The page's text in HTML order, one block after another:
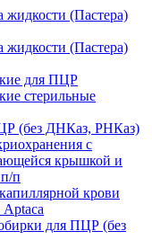
жидкости (Пастера)
жидкости (Пастера)
для ПЦР
стерильные
(без ДНКаз, РНКаз)
с
крышкой и
п
крови
для ПЦР (без